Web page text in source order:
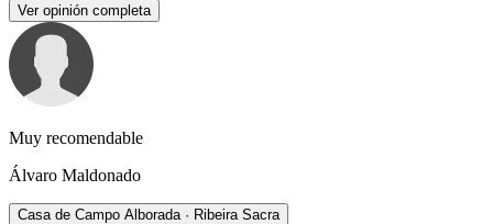
Ver opinión completa
Muy recomendable
Álvaro Maldonado
Casa de Campo Alborada · Ribeira Sacra